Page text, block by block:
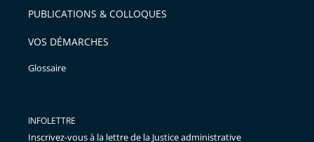
PUBLICATIONS & COLLOQUES
VOS DÉMARCHES
Glossaire
INFOLETTRE
Inscrivez-vous à la lettre de la Justice administrative